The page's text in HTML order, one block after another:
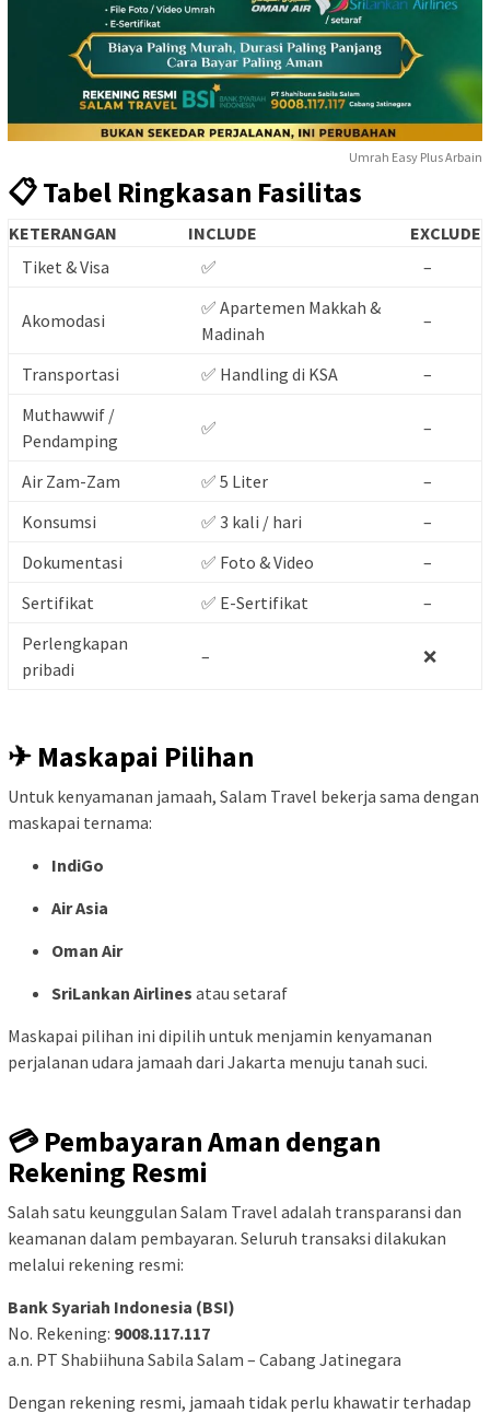
Umrah Easy Plus Arbain
📋 Tabel Ringkasan Fasilitas
KETERANGAN INCLUDE
EXCLUDE
Tiket & Visa
✅ –
Akomodasi
✅ Apartemen Makkah &
Madinah
–
Transportasi ✅ Handling di KSA
–
Muthawwif /
Pendamping
✅ –
Air Zam-Zam ✅ 5 Liter
–
Konsumsi
✅ 3 kali / hari
–
Dokumentasi
✅ Foto & Video
–
Sertifikat
✅ E-Sertifikat
–
Perlengkapan
pribadi
– ❌
✈ Maskapai Pilihan
Untuk kenyamanan jamaah, Salam Travel bekerja sama dengan
maskapai ternama:
IndiGo
Air Asia
Oman Air
SriLankan Airlines atau setaraf
Maskapai pilihan ini dipilih untuk menjamin kenyamanan
perjalanan udara jamaah dari Jakarta menuju tanah suci.
💳 Pembayaran Aman dengan
Rekening Resmi
Salah satu keunggulan Salam Travel adalah transparansi dan
keamanan dalam pembayaran. Seluruh transaksi dilakukan
melalui rekening resmi:
Bank Syariah Indonesia (BSI)
No. Rekening: 9008.117.117
a.n. PT Shabiihuna Sabila Salam – Cabang Jatinegara
Dengan rekening resmi, jamaah tidak perlu khawatir terhadap